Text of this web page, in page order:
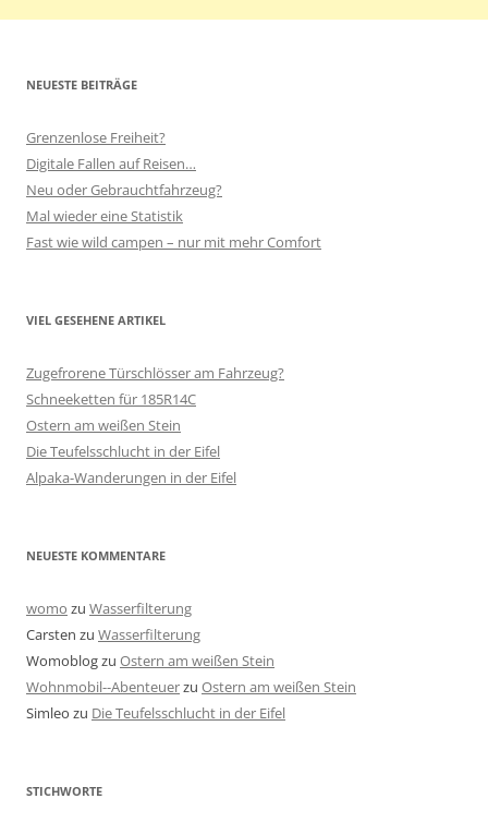
NEUESTE BEITRÄGE
Grenzenlose Freiheit?
Digitale Fallen auf Reisen…
Neu oder Gebrauchtfahrzeug?
Mal wieder eine Statistik
Fast wie wild campen – nur mit mehr Comfort
VIEL GESEHENE ARTIKEL
Zugefrorene Türschlösser am Fahrzeug?
Schneeketten für 185R14C
Ostern am weißen Stein
Die Teufelsschlucht in der Eifel
Alpaka-Wanderungen in der Eifel
NEUESTE KOMMENTARE
womo zu Wasserfilterung
Carsten zu Wasserfilterung
Womoblogzu Ostern am weißen Stein
Wohnmobil--Abenteuerzu Ostern am weißen Stein
Simleo zu Die Teufelsschlucht in der Eifel
STICHWORTE